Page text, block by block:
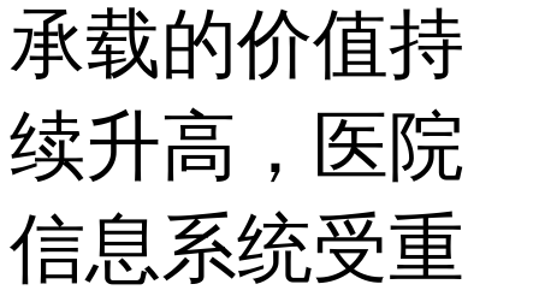
承载的价值持
续升高，医院
信息系统受重